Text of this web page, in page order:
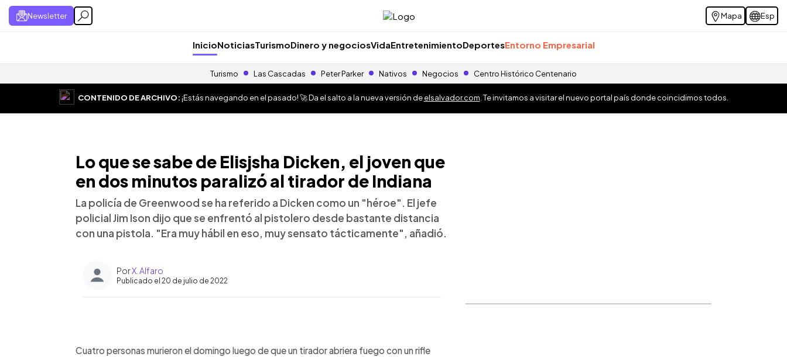
Newsletter Mapa Esp
InicioNoticiasTurismoDinero y negociosVidaEntretenimientoDeportesEntorno Empresarial
Turismo Las Cascadas Peter Parker Nativos Negocios Centro Histórico Centenario
CONTENIDO DE ARCHIVO:¡Estás navegando en el pasado! 🚀 Da el salto a la nueva versión deelsalvador.com . Te invitamos a visitar el nuevo portal país donde coincidimos todos.
Lo que se sabe de Elisjsha Dicken, el joven que
en dos minutos paralizó al tirador de Indiana
La policía de Greenwood se ha referido a Dicken como un "héroe". El jefe
policial Jim Ison dijo que se enfrentó al pistolero desde bastante distancia
con una pistola. "Era muy hábil en eso, muy sensato tácticamente", añadió.
PorX. Alfaro
Publicado el 20 de julio de 2022
Escuchar artículo
Cuatro personas murieron el domingo luego de que un tirador abriera fuego con un rifle